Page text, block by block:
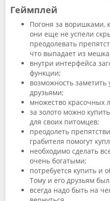
Геймплей
Погоня за воришками,
они еще не успели
преодолевать
что выпадает из
внутри интерфейса
функции;
возможность заметить
друзьями;
множество красочных
за золото можно
для своих питомцев;
преодолеть
грабителя помогут
необходимо сделать
очень богатыми;
потребуется купить и
Тому и его друзьям
всегда надо быть на